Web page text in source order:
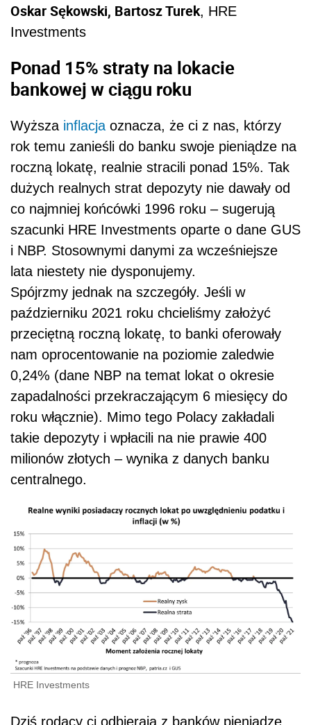
Oskar Sękowski, Bartosz Turek, HRE
Investments
Ponad 15% straty na lokacie
bankowej w ciągu roku
Wyższa inflacja oznacza, że ci z nas, którzy
rok temu zanieśli do banku swoje pieniądze na
roczną lokatę, realnie stracili ponad 15%. Tak
dużych realnych strat depozyty nie dawały od
co najmniej końcówki 1996 roku – sugerują
szacunki HRE Investments oparte o dane GUS
i NBP. Stosownymi danymi za wcześniejsze
lata niestety nie dysponujemy.
Spójrzmy jednak na szczegóły. Jeśli w
październiku 2021 roku chcieliśmy założyć
przeciętną roczną lokatę, to banki oferowały
nam oprocentowanie na poziomie zaledwie
0,24% (dane NBP na temat lokat o okresie
zapadalności przekraczającym 6 miesięcy do
roku włącznie). Mimo tego Polacy zakładali
takie depozyty i wpłacili na nie prawie 400
milionów złotych – wynika z danych banku
centralnego.
HRE Investments
Dziś rodacy ci odbierają z banków pieniądze,